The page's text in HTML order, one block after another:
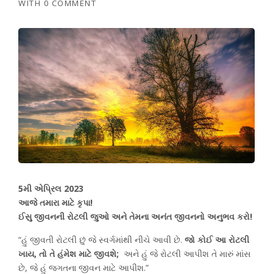
WITH 0 COMMENT
5મી એપ્રિલ 2023
આજે તમારા માટે કૃપા!
ઈસુ જીવનની રોટલી જુઓ અને તેમના અનંત જીવનનો અનુભવ કરો!
“હું જીવતી રોટલી છું જે સ્વર્ગમાંથી નીચે આવી છે. જો કોઈ આ રોટલી
ખાય, તો તે હંમેશ માટે જીવશે; અને હું જે રોટલી આપીશ તે મારું માંસ
છે, જે હું જગતના જીવન માટે આપીશ.”